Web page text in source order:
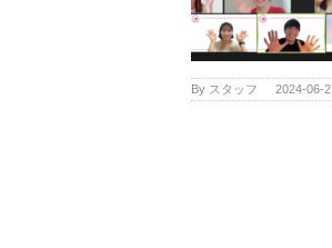
By スタッフ 2024-06-